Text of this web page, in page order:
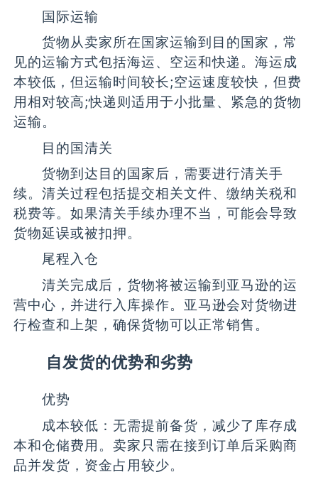
国际运输
货物从卖家所在国家运输到目的国家，常
见的运输方式包括海运、空运和快递。海运成
本较低，但运输时间较长;空运速度较快，但费
用相对较高;快递则适用于小批量、紧急的货物
运输。
目的国清关
货物到达目的国家后，需要进行清关手
续。清关过程包括提交相关文件、缴纳关税和
税费等。如果清关手续办理不当，可能会导致
货物延误或被扣押。
尾程入仓
清关完成后，货物将被运输到亚马逊的运
营中心，并进行入库操作。亚马逊会对货物进
行检查和上架，确保货物可以正常销售。
自发货的优势和劣势
优势
成本较低：无需提前备货，减少了库存成
本和仓储费用。卖家只需在接到订单后采购商
品并发货，资金占用较少。